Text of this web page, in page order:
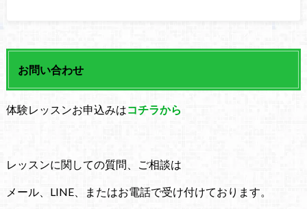
お問い合わせ
体験レッスンお申込みはコチラから
レッスンに関しての質問、ご相談は
メール、LINE、またはお電話で受け付けております。